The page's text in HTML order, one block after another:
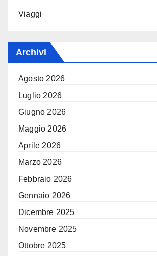
Viaggi
Archivi
Agosto 2026
Luglio 2026
Giugno 2026
Maggio 2026
Aprile 2026
Marzo 2026
Febbraio 2026
Gennaio 2026
Dicembre 2025
Novembre 2025
Ottobre 2025